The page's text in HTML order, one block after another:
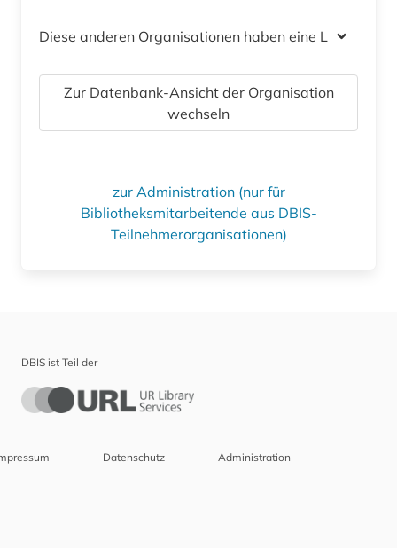
Diese anderen Organisationen haben eine Lizenz
Zur Datenbank-Ansicht der Organisation
wechseln
zur Administration (nur für
Bibliotheksmitarbeitende aus DBIS-
Teilnehmerorganisationen)
DBIS ist Teil der
Datenschutz Administration